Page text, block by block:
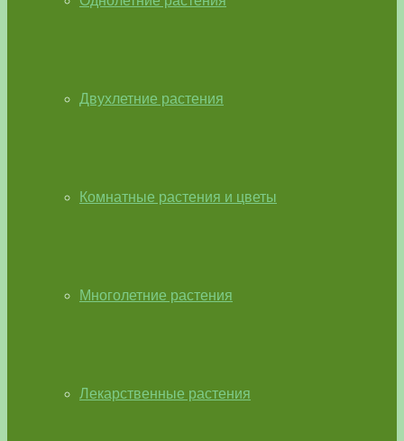
Двухлетние растения
Комнатные растения и цветы
Многолетние растения
Лекарственные растения